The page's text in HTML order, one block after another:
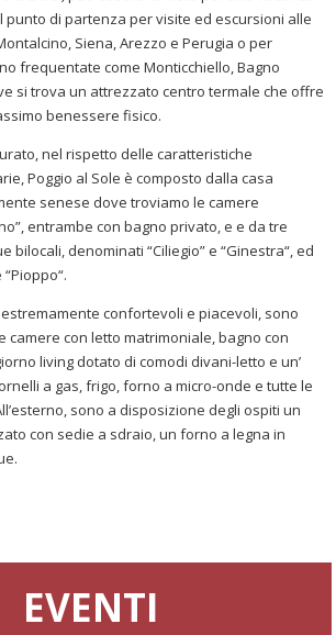
punto di partenza per visite ed escursioni alle
Siena, Arezzo e Perugia o per
frequentate come Monticchiello, Bagno
si trova un attrezzato centro termale che offre
benessere fisico.
nel rispetto delle caratteristiche
Poggio al Sole è composto dalla casa
senese dove troviamo le camere
entrambe con bagno privato, e e da tre
bilocali, denominati “Ciliegio” e “Ginestra“, ed
confortevoli e piacevoli, sono
camere con letto matrimoniale, bagno con
living dotato di comodi divani-letto e un’
a gas, frigo, forno a micro-onde e tutte le
sono a disposizione degli ospiti un
con sedie a sdraio, un forno a legna in
EVENTI